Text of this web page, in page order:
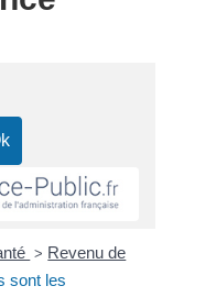
> Revenu de
sont les